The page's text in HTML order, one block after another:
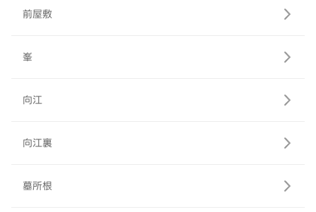
前屋敷
峯
向江
向江裏
墓所根